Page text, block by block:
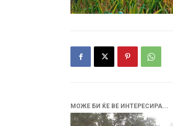
МОЖЕ БИ ЌЕ ВЕ ИНТЕРЕСИРА...